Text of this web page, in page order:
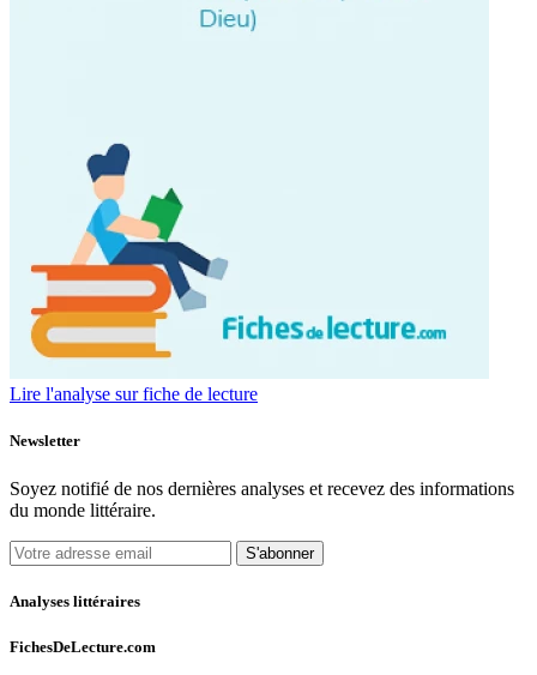
Lire l'analyse sur fiche de lecture
Newsletter
Soyez notifié de nos dernières analyses et recevez des informations
du monde littéraire.
S'abonner
Analyses littéraires
FichesDeLecture.com